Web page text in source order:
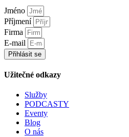
Jméno
Příjmení
Firma
E-mail
Přihlásit se
Užitečné odkazy
Služby
PODCASTY
Eventy
Blog
O nás